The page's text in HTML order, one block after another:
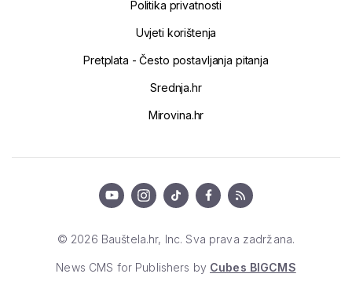
Politika privatnosti
Uvjeti korištenja
Pretplata - Često postavljanja pitanja
Srednja.hr
Mirovina.hr
© 2026 Bauštela.hr, Inc. Sva prava zadržana.
News CMS for Publishers by Cubes BIGCMS